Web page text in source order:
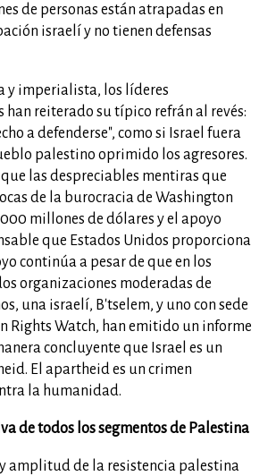
de personas están atrapadas en
israelí y no tienen defensas
y imperialista, los líderes
han reiterado su típico refrán al revés:
a defenderse", como si Israel fuera
palestino oprimido los agresores.
las despreciables mentiras que
de la burocracia de Washington
millones de dólares y el apoyo
que Estados Unidos proporciona
continúa a pesar de que en los
organizaciones moderadas de
una israelí, B'tselem, y uno con sede
Rights Watch, han emitido un informe
concluyente que Israel es un
El apartheid es un crimen
la humanidad.
de todos los segmentos de Palestina
amplitud de la resistencia palestina